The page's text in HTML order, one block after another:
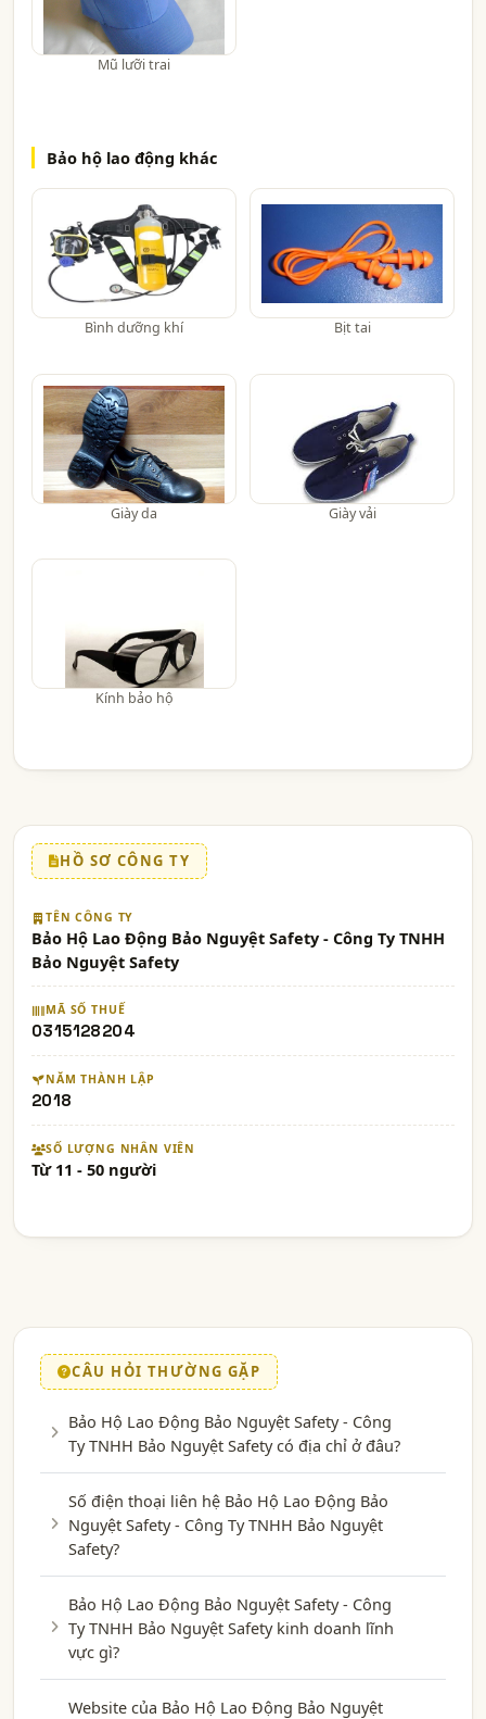
Mũ lưỡi trai
Bảo hộ lao động khác
Bình dưỡng khí Bịt tai
Giày da Giày vải
Kính bảo hộ
HỒ SƠ CÔNG TY
TÊN CÔNG TY
Bảo Hộ Lao Động Bảo Nguyệt Safety - Công Ty TNHH
Bảo Nguyệt Safety
MÃ SỐ THUẾ
0315128204
NĂM THÀNH LẬP
2018
SỐ LƯỢNG NHÂN VIÊN
Từ 11 - 50 người
CÂU HỎI THƯỜNG GẶP
Bảo Hộ Lao Động Bảo Nguyệt Safety - Công
Ty TNHH Bảo Nguyệt Safety có địa chỉ ở đâu?
Số điện thoại liên hệ Bảo Hộ Lao Động Bảo
Nguyệt Safety - Công Ty TNHH Bảo Nguyệt
Safety?
Bảo Hộ Lao Động Bảo Nguyệt Safety - Công
Ty TNHH Bảo Nguyệt Safety kinh doanh lĩnh
vực gì?
Website của Bảo Hộ Lao Động Bảo Nguyệt